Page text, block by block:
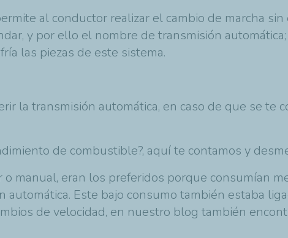
al conductor realizar el cambio de marcha
y por ello el nombre de transmisión automática;
las piezas de este sistema.
la transmisión automática, en caso de que se te
de combustible?, aquí te contamos y
manual, eran los preferidos porque consumían
Este bajo consumo también estaba
de velocidad, en nuestro blog también